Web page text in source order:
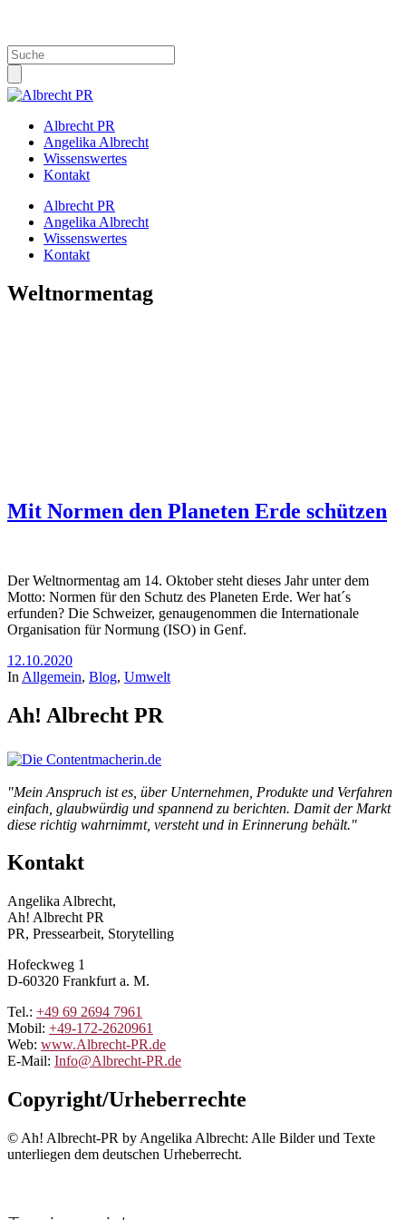
Albrecht PR
Angelika Albrecht
Wissenswertes
Kontakt
Albrecht PR
Angelika Albrecht
Wissenswertes
Kontakt
Weltnormentag
Mit Normen den Planeten Erde schützen
Der Weltnormentag am 14. Oktober steht dieses Jahr unter dem
Motto: Normen für den Schutz des Planeten Erde. Wer hat´s
erfunden? Die Schweizer, genaugenommen die Internationale
Organisation für Normung (ISO) in Genf.
12.10.2020
In Allgemein, Blog, Umwelt
Ah! Albrecht PR
"Mein Anspruch ist es, über Unternehmen, Produkte und Verfahren
einfach, glaubwürdig und spannend zu berichten. Damit der Markt
diese richtig wahrnimmt, versteht und in Erinnerung behält."
Kontakt
Angelika Albrecht,
Ah! Albrecht PR
PR, Pressearbeit, Storytelling
Hofeckweg 1
D-60320 Frankfurt a. M.
Tel.: +49 69 2694 7961
Mobil: +49-172-2620961
Web: www.Albrecht-PR.de
E-Mail: Info@Albrecht-PR.de
Copyright/Urheberrechte
© Ah! Albrecht-PR by Angelika Albrecht: Alle Bilder und Texte
unterliegen dem deutschen Urheberrecht.